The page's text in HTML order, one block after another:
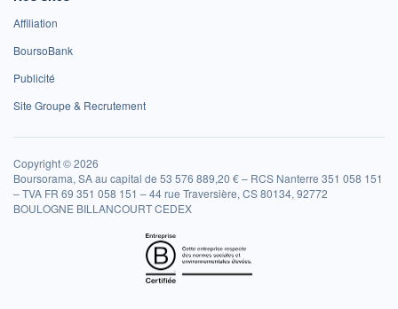
Affiliation
BoursoBank
Publicité
Site Groupe & Recrutement
Copyright © 2026
Boursorama, SA au capital de 53 576 889,20 € – RCS Nanterre 351 058 151
– TVA FR 69 351 058 151 – 44 rue Traversière, CS 80134, 92772
BOULOGNE BILLANCOURT CEDEX